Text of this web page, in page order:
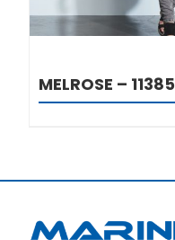
MELROSE – 11385